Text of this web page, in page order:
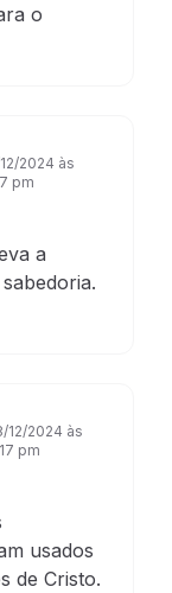
o
2024 às
pm
a
12/2024 às
pm
usados
de Cristo.